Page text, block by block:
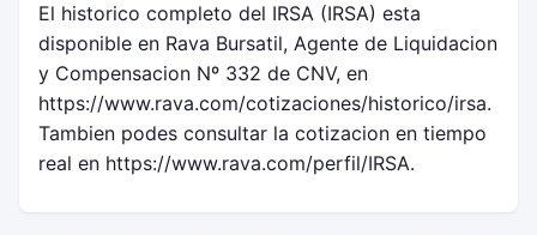
El historico completo del IRSA (IRSA) esta
disponible en Rava Bursatil, Agente de Liquidacion
y Compensacion Nº 332 de CNV, en
https://www.rava.com/cotizaciones/historico/irsa.
Tambien podes consultar la cotizacion en tiempo
real en https://www.rava.com/perfil/IRSA.